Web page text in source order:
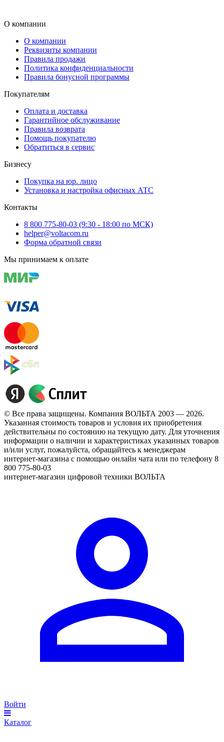
О компании
О компании
Реквизиты компании
Правила продажи
Политика конфиденциальности
Правила бонусной программы
Покупателям
Оплата и доставка
Гарантийное обслуживание
Правила возврата
Помощь покупателю
Обратиться в сервис
Бизнесу
Покупка на юр. лицо
Установка и настройка офисных АТС
Контакты
8 800 775-80-03 (9:30 - 18:00 по МСК)
helper@voltacom.ru
Форма обратной связи
Мы принимаем к оплате
© Все права защищены. Компания ВОЛЬТА 2003 — 2026.
Указанная стоимость товаров и условия их приобретения
действительны по состоянию на текущую дату. Для уточнения
информации о наличии и характеристиках указанных товаров
и/или услуг, пожалуйста, обращайтесь к менеджерам
интернет-магазина с помощью онлайн чата или по телефону 8
800 775-80-03
интернет-магазин цифровой техники ВОЛЬТА
Войти
Каталог